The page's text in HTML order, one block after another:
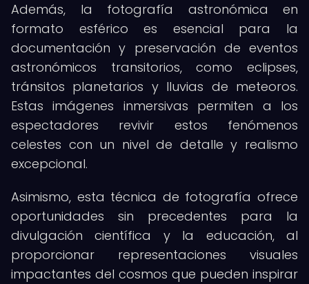
Además, la fotografía astronómica en
formato esférico es esencial para la
documentación y preservación de eventos
astronómicos transitorios, como eclipses,
tránsitos planetarios y lluvias de meteoros.
Estas imágenes inmersivas permiten a los
espectadores revivir estos fenómenos
celestes con un nivel de detalle y realismo
excepcional.
Asimismo, esta técnica de fotografía ofrece
oportunidades sin precedentes para la
divulgación científica y la educación, al
proporcionar representaciones visuales
impactantes del cosmos que pueden inspirar